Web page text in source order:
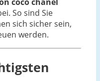
So sind Sie
sich sicher sein,
werden.